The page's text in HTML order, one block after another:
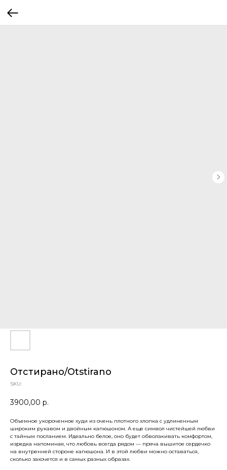
Отстирано/Otstirano
SKU:
3900,00 р.
Объемное укороченное худи из очень плотного хлопка с удлиненным
широким рукавом и двойным капюшоном. А еще символ чистейшей любви
с тайным посланием. Идеально белое, оно будет обволакивать комфортом,
изредка напоминая, что любовь всегда рядом — пряча вышитое сердечко
на внутренней стороне капюшона. И в этой любви можно оставаться,
сколько захочется и в самых разных образах.